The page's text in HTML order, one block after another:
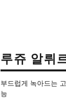
루쥬 알뤼
부드럽게 녹아드는
능